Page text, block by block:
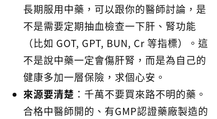
長期服用中藥，可以跟你的醫師討論，是
不是需要定期抽血檢查一下肝、腎功能
（比如 GOT, GPT, BUN, Cr 等指標）。這
不是說中藥一定會傷肝腎，而是為自己的
健康多加一層保險，求個心安。
來源要清楚 ：千萬不要買來路不明的藥。
合格中醫師開的、有GMP認證藥廠製造的